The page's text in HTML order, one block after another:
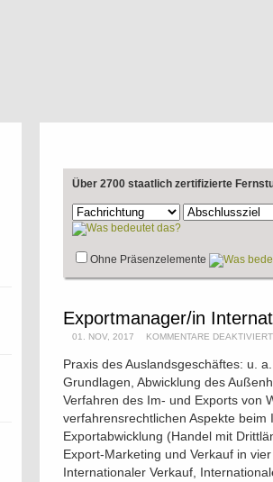
Über 2700 staatlich zertifizierte
Ohne Präsenzelemente
Exportmanager/in
01. NOV, 2017 KOMMENTARE DEAKTIVIERT
Praxis des Auslandsgeschäftes: u.
Grundlagen, Abwicklung des
Verfahren des Im- und Exports von
verfahrensrechtlichen Aspekte
Exportabwicklung (Handel mit
Export-Marketing und Verkauf in
Internationaler Verkauf,